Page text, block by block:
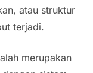
atau struktur
terjadi.
merupakan